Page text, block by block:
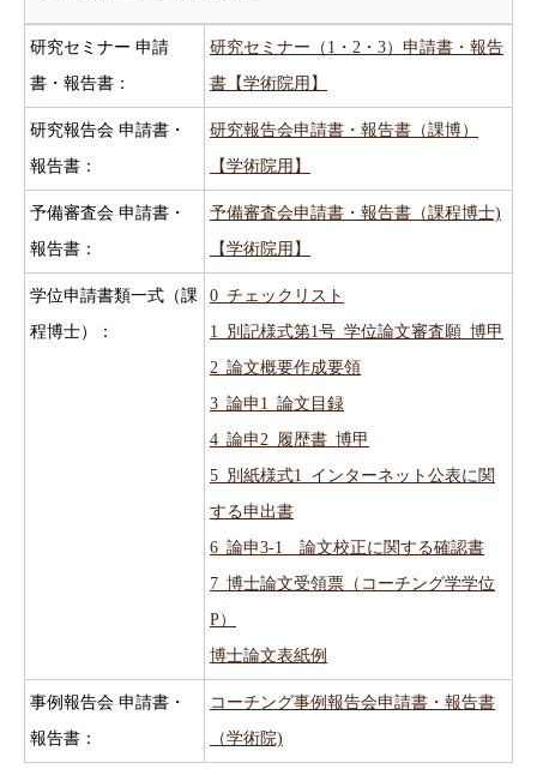
研究セミナー 申請
書・報告書：
研究セミナー（1・2・3）申請書・報告
書【学術院用】
研究報告会 申請書・
報告書：
研究報告会申請書・報告書（課博）
【学術院用】
予備審査会 申請書・
報告書：
予備審査会申請書・報告書（課程博士)
【学術院用】
学位申請書類一式（課
程博士）：
0_チェックリスト
1_別記様式第1号_学位論文審査願_博甲
2_論文概要作成要領
3_論申1_論文目録
4_論申2_履歴書_博甲
5_別紙様式1_インターネット公表に関
する申出書
6_論申3-1＿論文校正に関する確認書
7_博士論文受領票（コーチング学学位
P）
博士論文表紙例
事例報告会 申請書・
報告書：
コーチング事例報告会申請書・報告書
（学術院)